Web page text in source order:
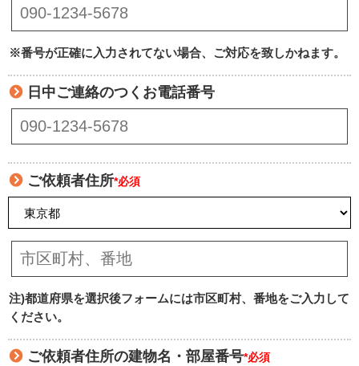
※番号が正確に入力されてない場合、ご対応を致しかねます。
日中ご連絡のつくお電話番号
ご依頼者住所*必須
注)都道府県を選択後フォームには市区町村、番地をご入力して
ください。
ご依頼者住所の建物名・部屋番号*必須